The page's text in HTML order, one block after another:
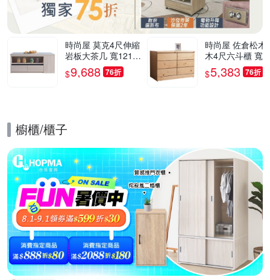
時尚屋 莫克4尺伸縮
岩板大茶几 寬121x
深60x高52.6公分-台
灣製/免組裝/茶几
$9,688 76折
時尚屋 佐倉松木實
木4尺六斗櫃 寬
深58x高76cm
$5,383 76折
櫥櫃/櫃子